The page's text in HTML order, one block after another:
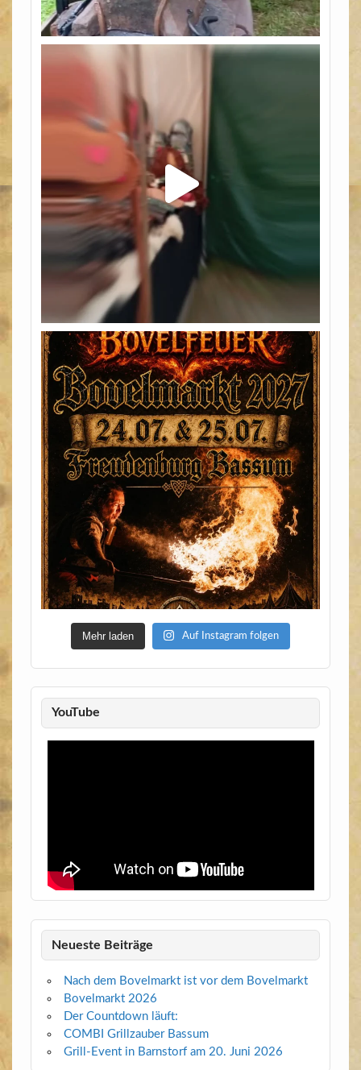
Mehr laden Auf Instagram folgen
YouTube
Neueste Beiträge
Nach dem Bovelmarkt ist vor dem Bovelmarkt
Bovelmarkt 2026
Der Countdown läuft:
COMBI Grillzauber Bassum
Grill-Event in Barnstorf am 20. Juni 2026